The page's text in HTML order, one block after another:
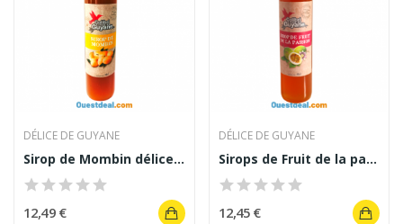
DÉLICE DE GUYANE
Sirop de Mombin délice Guyane 48 cl
12,49 €
DÉLICE DE GUYANE
Sirops de Fruit de la passion 48 cl
12,45 €